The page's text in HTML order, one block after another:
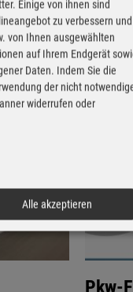
Pkw-
Einige von ihnen sind
zu verbessern und
von Ihnen ausgewählten
auf Ihrem Endgerät
Daten. Indem Sie die
der nicht
widerrufen oder
Alle akzeptieren